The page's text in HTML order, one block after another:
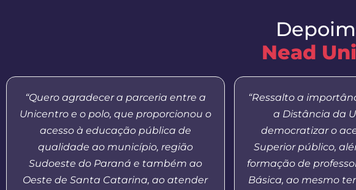
Nead
“Quero agradecer a parceria entre a
Unicentro e o polo, que proporcionou o
acesso à educação pública de
qualidade ao município, região
Sudoeste do Paraná e também ao
Oeste de Santa Catarina, ao atender
“Ressalto a
a Distância da
democratizar o
Superior público,
formação de
Básica, ao mesmo